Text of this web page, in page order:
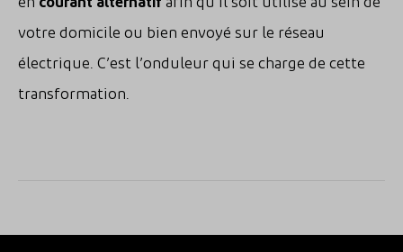
votre domicile ou bien envoyé sur le réseau
électrique. C’est l’onduleur qui se charge de cette
transformation.